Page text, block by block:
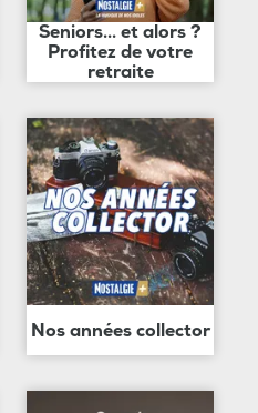
Seniors... et alors ?
Profitez de votre
retraite
Nos années collector